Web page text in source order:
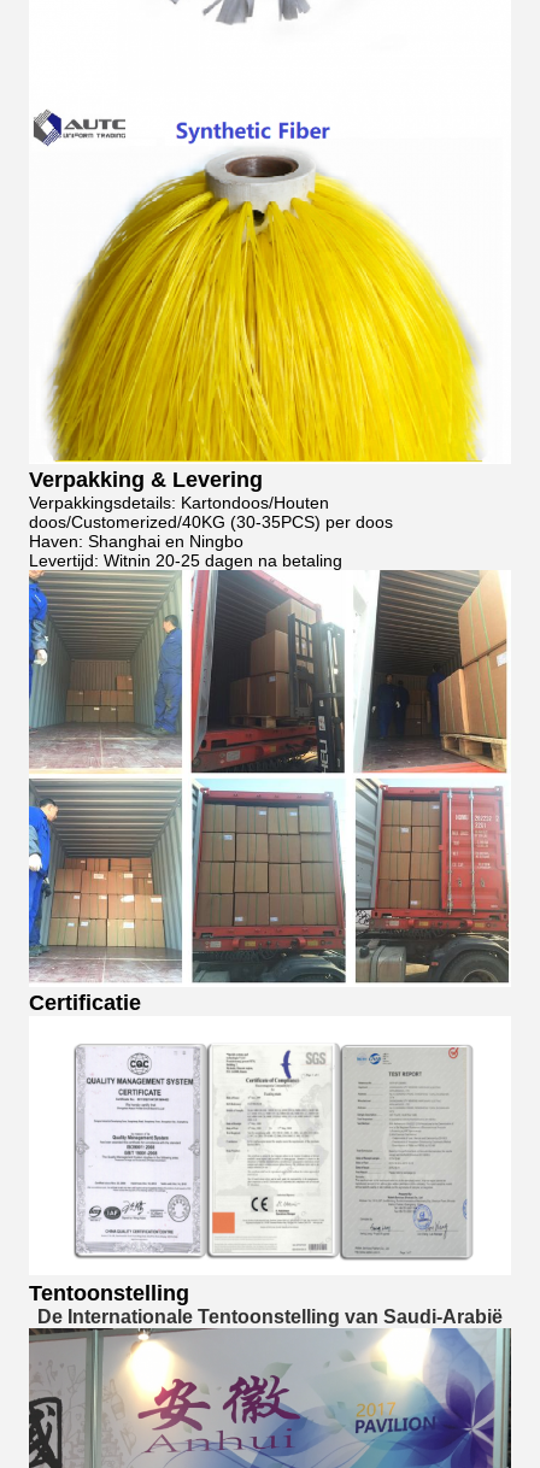
Verpakking & Levering
Verpakkingsdetails: Kartondoos/Houten
doos/Customerized/40KG (30-35PCS) per doos
Haven: Shanghai en Ningbo
Levertijd: Witnin 20-25 dagen na betaling
Certificatie
Tentoonstelling
De Internationale Tentoonstelling van Saudi-Arabië